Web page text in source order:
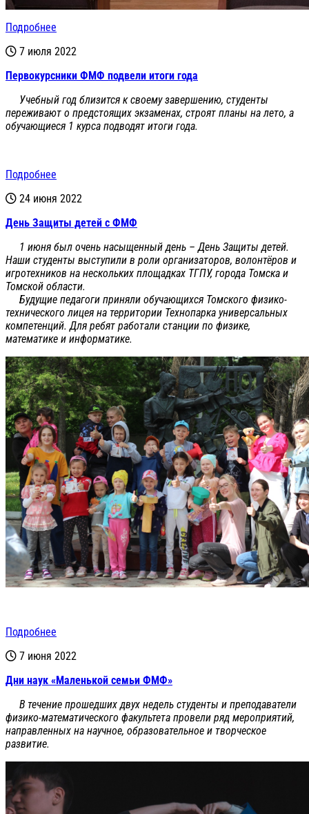
Подробнее
7 июля 2022
Первокурсники ФМФ подвели итоги года
Учебный год близится к своему завершению, студенты
переживают о предстоящих экзаменах, строят планы на лето, а
обучающиеся 1 курса подводят итоги года.
Подробнее
24 июня 2022
День Защиты детей с ФМФ
1 июня был очень насыщенный день – День Защиты детей.
Наши студенты выступили в роли организаторов, волонтёров и
игротехников на нескольких площадках ТГПУ, города Томска и
Томской области.
Будущие педагоги приняли обучающихся Томского физико-
технического лицея на территории Технопарка универсальных
компетенций. Для ребят работали станции по физике,
математике и информатике.
Подробнее
7 июня 2022
Дни наук «Маленькой семьи ФМФ»
В течение прошедших двух недель студенты и преподаватели
физико-математического факультета провели ряд мероприятий,
направленных на научное, образовательное и творческое
развитие.